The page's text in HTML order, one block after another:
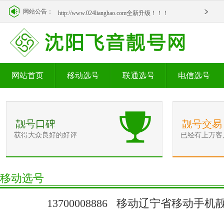
网站公告： http://www.024lianghao.com全新升级！！！
网站首页 移动选号 联通选号 电信选号
靓号口碑
获得大众良好的好评
靓号交易
已经有上万
移动选号
13700008886 移动辽宁省移动手机